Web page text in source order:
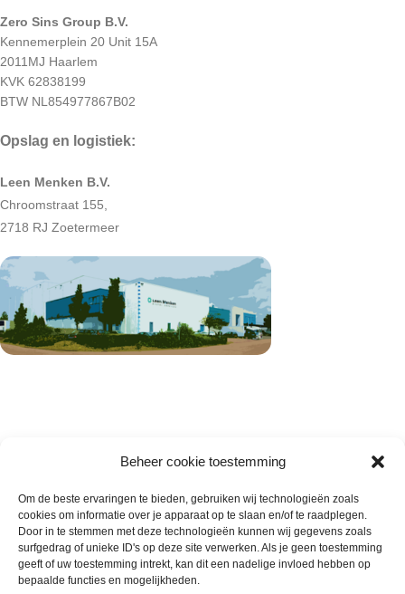
Beheer cookie toestemming
Om de beste ervaringen te bieden, gebruiken wij technologieën zoals
cookies om informatie over je apparaat op te slaan en/of te raadplegen.
Door in te stemmen met deze technologieën kunnen wij gegevens zoals
surfgedrag of unieke ID's op deze site verwerken. Als je geen toestemming
geeft of uw toestemming intrekt, kan dit een nadelige invloed hebben op
bepaalde functies en mogelijkheden.
Zero Sins Group B.V.
Kennemerplein 20 Unit 15A
2011MJ Haarlem
KVK 62838199
BTW NL854977867B02
Opslag en logistiek:
Leen Menken B.V.
Chroomstraat 155,
2718 RJ Zoetermeer
Wie zijn wij
Contact met onze inkoop
Klantenservice